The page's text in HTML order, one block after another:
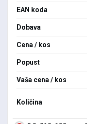
EAN koda
Dobava
Cena / kos
Popust
Vaša cena / kos
Količina